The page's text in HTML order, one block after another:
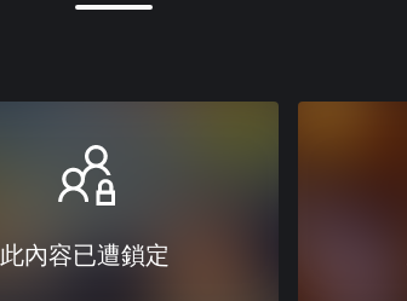
此內容已遭鎖定